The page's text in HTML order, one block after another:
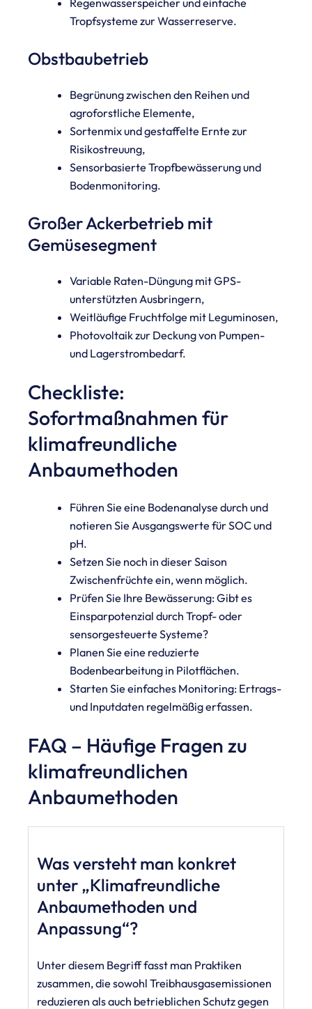
Regenwasserspeicher und einfache
Tropfsysteme zur Wasserreserve.
Obstbaubetrieb
Begrünung zwischen den Reihen und
agroforstliche Elemente,
Sortenmix und gestaffelte Ernte zur
Risikostreuung,
Sensorbasierte Tropfbewässerung und
Bodenmonitoring.
Großer Ackerbetrieb mit
Gemüsesegment
Variable Raten-Düngung mit GPS-
unterstützten Ausbringern,
Weitläufige Fruchtfolge mit Leguminosen,
Photovoltaik zur Deckung von Pumpen-
und Lagerstrombedarf.
Checkliste:
Sofortmaßnahmen für
klimafreundliche
Anbaumethoden
Führen Sie eine Bodenanalyse durch und
notieren Sie Ausgangswerte für SOC und
pH.
Setzen Sie noch in dieser Saison
Zwischenfrüchte ein, wenn möglich.
Prüfen Sie Ihre Bewässerung: Gibt es
Einsparpotenzial durch Tropf- oder
sensorgesteuerte Systeme?
Planen Sie eine reduzierte
Bodenbearbeitung in Pilotflächen.
Starten Sie einfaches Monitoring: Ertrags-
und Inputdaten regelmäßig erfassen.
FAQ – Häufige Fragen zu
klimafreundlichen
Anbaumethoden
Was versteht man konkret
unter „Klimafreundliche
Anbaumethoden und
Anpassung“?
Unter diesem Begriff fasst man Praktiken
zusammen, die sowohl Treibhausgasemissionen
reduzieren als auch betrieblichen Schutz gegen